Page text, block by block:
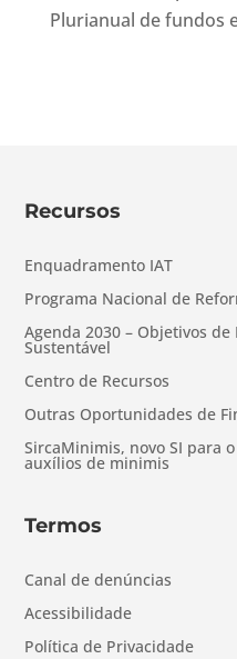
Plurianual de fundos
Recursos
Enquadramento IAT
Programa Nacional de
Agenda 2030 – Objetivos
Sustentável
Centro de Recursos
Outras Oportunidades de
SircaMinimis, novo SI para
auxílios de minimis
Termos
Canal de denúncias
Acessibilidade
Política de Privacidade